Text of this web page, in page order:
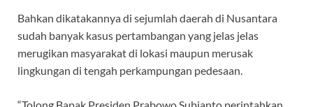
Bahkan dikatakannya di sejumlah daerah di Nusantara
sudah banyak kasus pertambangan yang jelas jelas
merugikan masyarakat di lokasi maupun merusak
lingkungan di tengah perkampungan pedesaan.
“Tolong Bapak Presiden Prabowo Subianto perintahkan